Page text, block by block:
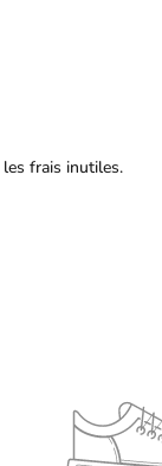
les frais inutiles.